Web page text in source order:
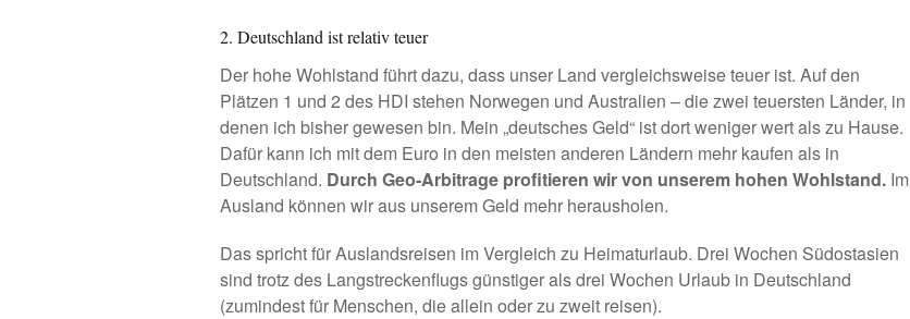
2. Deutschland ist relativ teuer
Der hohe Wohlstand führt dazu, dass unser Land vergleichsweise teuer ist. Auf den
Plätzen 1 und 2 des HDI stehen Norwegen und Australien – die zwei teuersten Länder, in
denen ich bisher gewesen bin. Mein „deutsches Geld“ ist dort weniger wert als zu Hause.
Dafür kann ich mit dem Euro in den meisten anderen Ländern mehr kaufen als in
Deutschland. Durch Geo-Arbitrage profitieren wir von unserem hohen Wohlstand. Im
Ausland können wir aus unserem Geld mehr herausholen.
Das spricht für Auslandsreisen im Vergleich zu Heimaturlaub. Drei Wochen Südostasien
sind trotz des Langstreckenflugs günstiger als drei Wochen Urlaub in Deutschland
(zumindest für Menschen, die allein oder zu zweit reisen).